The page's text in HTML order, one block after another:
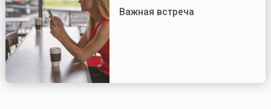
Важная встреча